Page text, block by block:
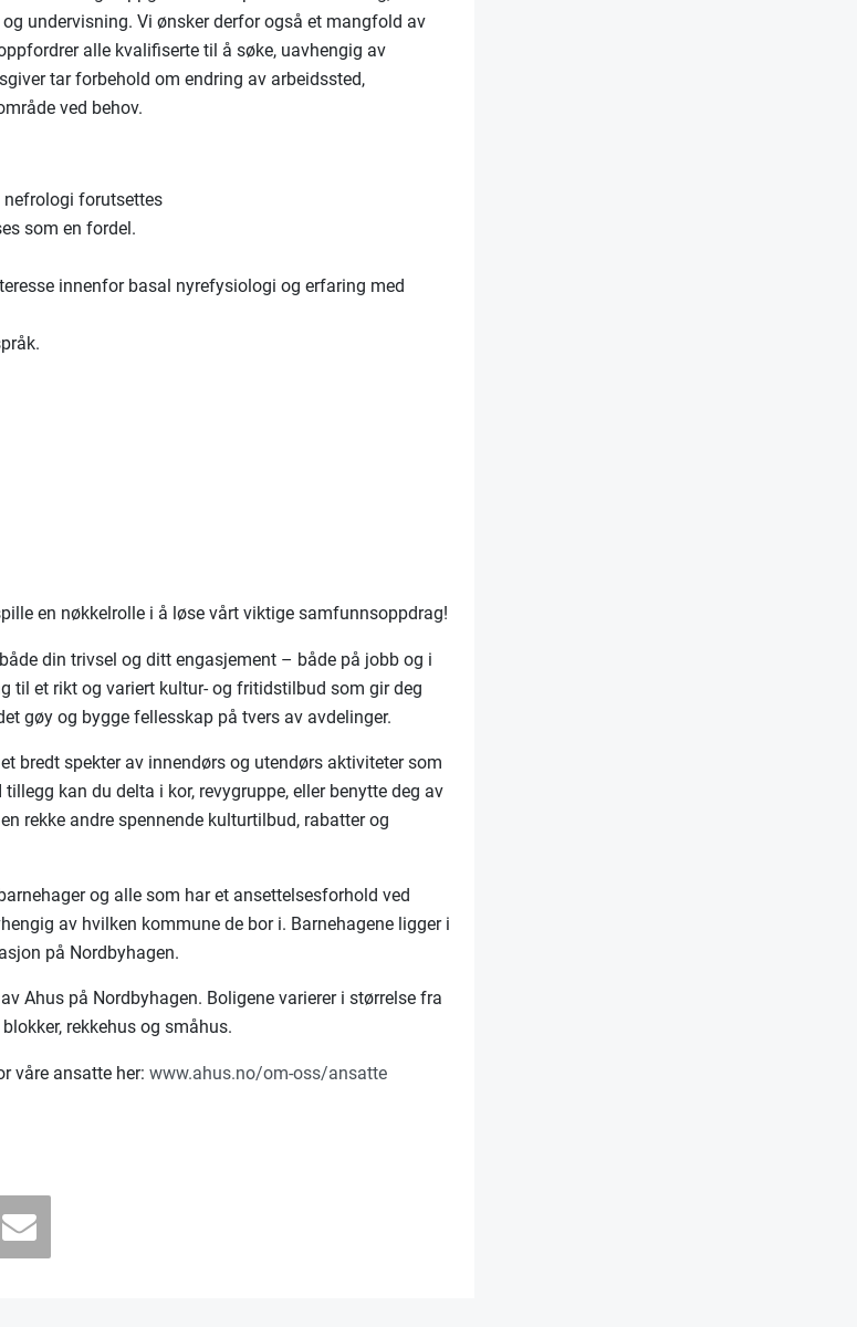
undervisning. Vi ønsker derfor også et mangfold av
alle kvalifiserte til å søke, uavhengig av
tar forbehold om endring av arbeidssted,
ved behov.
forutsettes
som en fordel.
innenfor basal nyrefysiologi og erfaring med
en nøkkelrolle i å løse vårt viktige samfunnsoppdrag!
din trivsel og ditt engasjement – både på jobb og i
til et rikt og variert kultur- og fritidstilbud som gir deg
gøy og bygge fellesskap på tvers av avdelinger.
bredt spekter av innendørs og utendørs aktiviteter som
kan du delta i kor, revygruppe, eller benytte deg av
rekke andre spennende kulturtilbud, rabatter og
og alle som har et ansettelsesforhold ved
av hvilken kommune de bor i. Barnehagene ligger i
på Nordbyhagen.
Ahus på Nordbyhagen. Boligene varierer i størrelse fra
rekkehus og småhus.
våre ansatte her:www.ahus.no/om-oss/ansatte